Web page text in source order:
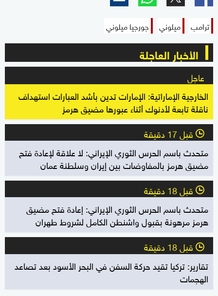
ترامب ميلوني جورجيا ميلوني
الأخبار العاجلة
عاجل
الخارجية الإماراتية: الإمارات تدين بأشد العبارات استهداف
ناقلة تابعة لأدنوك أثناء عبورها مضيق هرمز
l قبل 17 دقيقة
متحدث باسم الحرس الثوري الإيراني: لا علاقة لإعادة فتح
مضيق هرمز بالمفاوضات بين إيران وسلطنة عمان
l قبل 18 دقيقة
متحدث باسم الحرس الثوري الإيراني: إعادة فتح مضيق
هرمز مرهونة بقبول واشنطن الكامل لشروط طهران
l قبل 18 دقيقة
تقارير: تركيا تقيد حركة السفن في البحر الأسود بعد تصاعد
الهجمات